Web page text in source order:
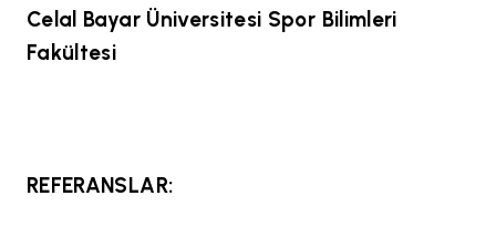
Celal Bayar Üniversitesi Spor Bilimleri
Fakültesi
REFERANSLAR: